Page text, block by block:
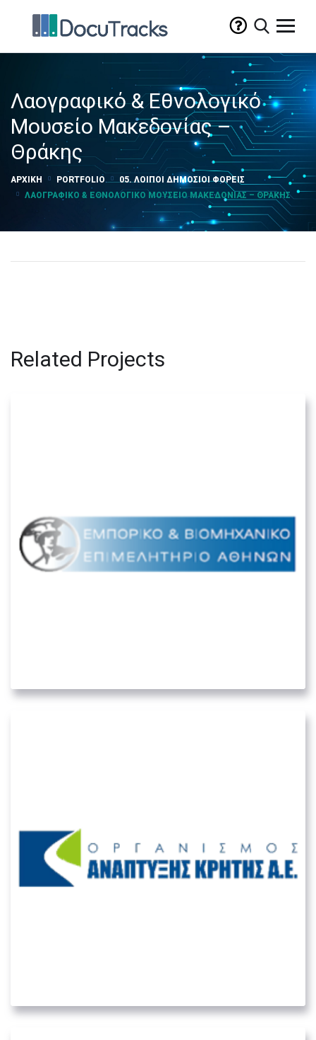
Λαογραφικό & Εθνολογικό
Μουσείο Μακεδονίας –
Θράκης
ΑΡΧΙΚΉ PORTFOLIO
05. ΛΟΙΠΟΊ ΔΗΜΌΣΙΟΙ ΦΟΡΕΊΣ
ΛΑΟΓΡΑΦΙΚΌ & ΕΘΝΟΛΟΓΙΚΌ ΜΟΥΣΕΊΟ ΜΑΚΕΔΟΝΊΑΣ – ΘΡΆΚΗΣ
Related Projects